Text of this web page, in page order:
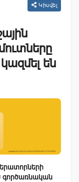
Կիսվել
են
գործառնական